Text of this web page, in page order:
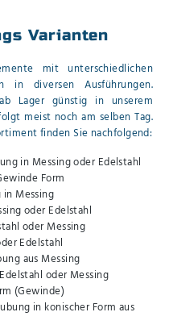
Varianten
mit unterschiedlichen
in diversen Ausführungen.
Lager günstig in unserem
meist noch am selben Tag.
finden Sie nachfolgend:
in Messing oder Edelstahl
Form
in Messing
oder Edelstahl
oder Messing
Edelstahl
aus Messing
oder Messing
(Gewinde)
in konischer Form aus